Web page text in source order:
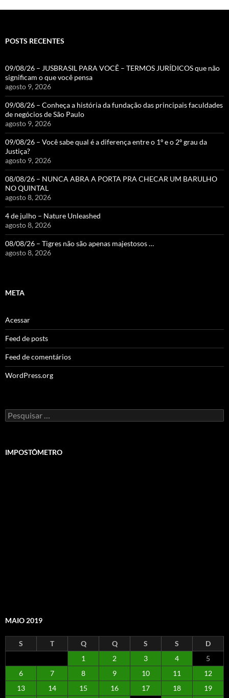
POSTS RECENTES
09/08/26 – JUSBRASIL PARA VOCÊ – TERMOS JURÍDICOS que não
significam o que você pensa
agosto 9, 2026
09/08/26 – Conheça a história da fundação das principais faculdades
de negócios de São Paulo
agosto 9, 2026
09/08/26 – Você sabe qual é a diferença entre o 1º e o 2º grau da
Justiça?
agosto 9, 2026
08/08/26 – NUNCA ABRA A PORTA PRA CHECAR UM BARULHO
NO QUINTAL
agosto 8, 2026
4 de julho – Nature Unleashed
agosto 8, 2026
08/08/26 – Tigres não são apenas majestosos …
agosto 8, 2026
META
Acessar
Feed de posts
Feed de comentários
WordPress.org
Pesquisar
por:
IMPOSTÔMETRO
MAIO 2019
S T Q Q S S
D
1
2 3 4
5
6
7 8 9 10 11
12
13
14 15 16 17 18
19